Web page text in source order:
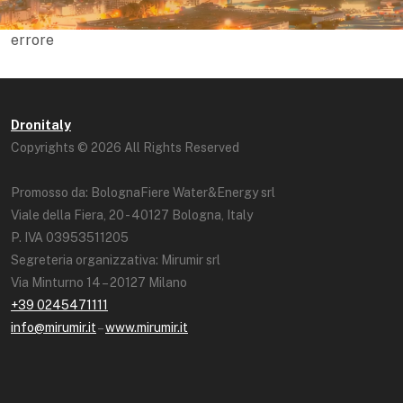
errore
Dronitaly
Copyrights © 2026 All Rights Reserved
Promosso da: BolognaFiere Water&Energy srl
Viale della Fiera, 20 - 40127 Bologna, Italy
P. IVA 03953511205
Segreteria organizzativa: Mirumir srl
Via Minturno 14 – 20127 Milano
+39 0245471111
info@mirumir.it–www.mirumir.it